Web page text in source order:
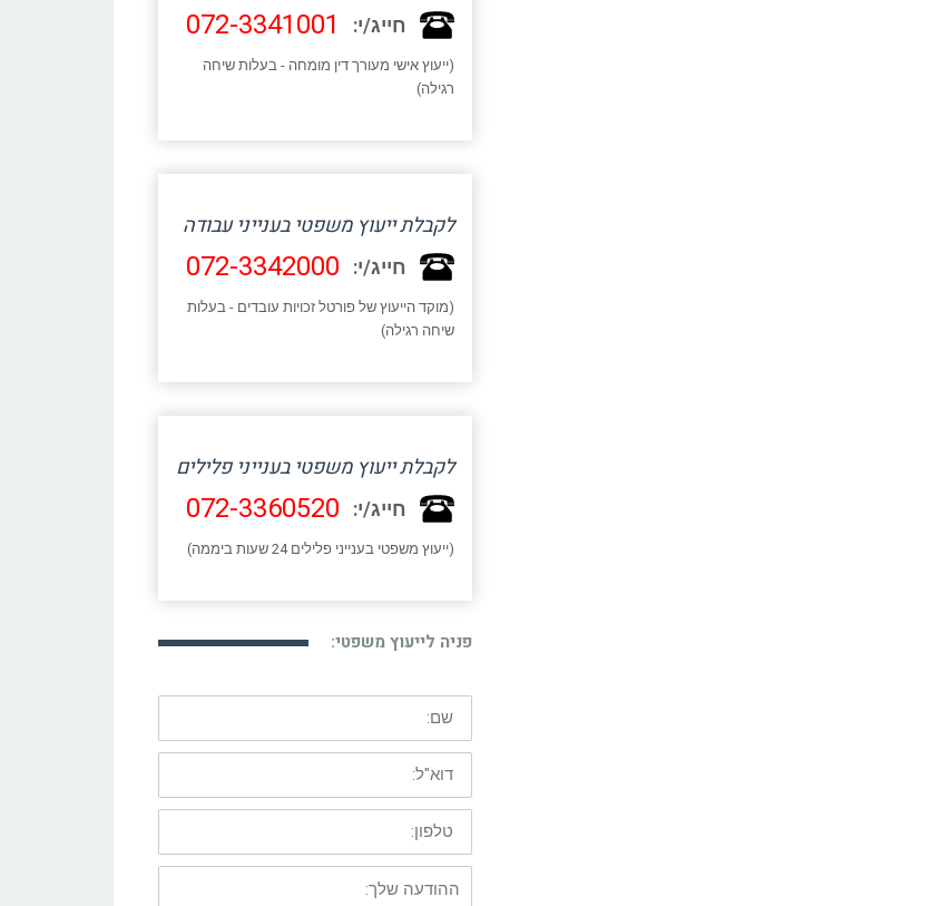
חייג/י: 072-3341001
(ייעוץ אישי מעורך דין מומחה - בעלות שיחה
רגילה)
לקבלת ייעוץ משפטי בענייני עבודה
חייג/י: 072-3342000
(מוקד הייעוץ של פורטל זכויות עובדים - בעלות
שיחה רגילה)
לקבלת ייעוץ משפטי בענייני פלילים
חייג/י: 072-3360520
(ייעוץ משפטי בענייני פלילים 24 שעות ביממה)
פניה לייעוץ משפטי:
שם:
דוא"ל:
טלפון:
ההודעה
שלך: